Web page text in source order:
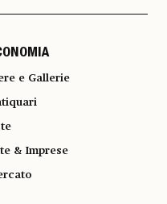
e Gallerie
& Imprese